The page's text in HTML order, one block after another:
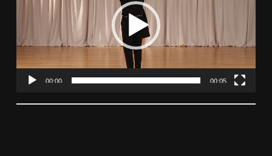
00:00 00:05